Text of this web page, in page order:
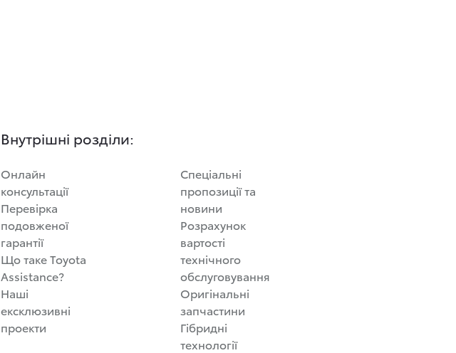
Внутрішні розділи:
Онлайн
консультації
Перевірка
подовженої
гарантії
Що таке Toyota
Assistance?
Наші
ексклюзивні
проекти
Спеціальні
пропозиції та
новини
Розрахунок
вартості
технічного
обслуговування
Оригінальні
запчастини
Гібридні
технології